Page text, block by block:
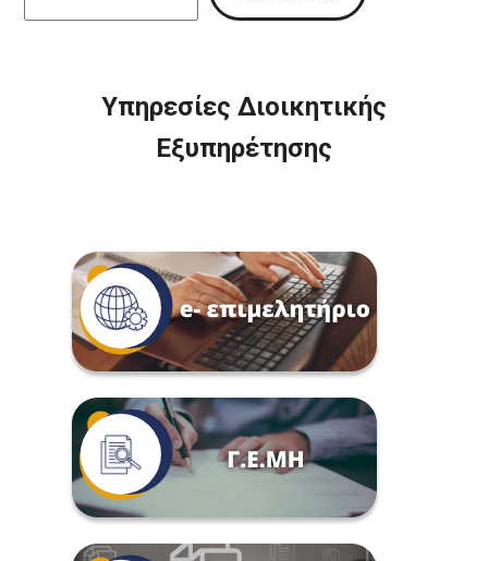
Υπηρεσίες Διοικητικής
Εξυπηρέτησης